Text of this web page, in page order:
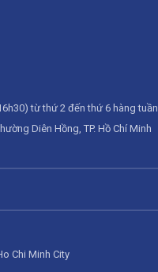
từ thứ 2 đến thứ 6 hàng tuần.
Diên Hồng, TP. Hồ Chí Minh
Chi Minh City